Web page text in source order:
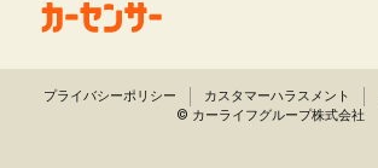
プライバシーポリシー カスタマーハラスメント
© カーライフグループ株式会社